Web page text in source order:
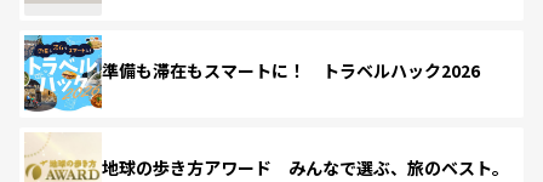
準備も滞在もスマートに！ トラベルハック2026
地球の歩き方アワード みんなで選ぶ、旅のベスト。